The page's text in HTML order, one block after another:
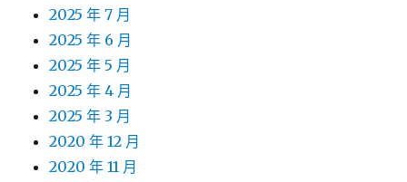
2025 年 7 月
2025 年 6 月
2025 年 5 月
2025 年 4 月
2025 年 3 月
2020 年 12 月
2020 年 11 月